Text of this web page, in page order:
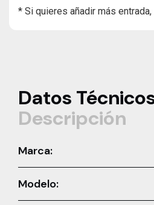
* Si quieres añadir más
Datos
Descripción
Marca:
Modelo: